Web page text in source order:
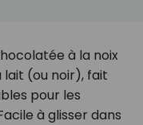
à la noix
(ou noir), fait
pour les
à glisser dans